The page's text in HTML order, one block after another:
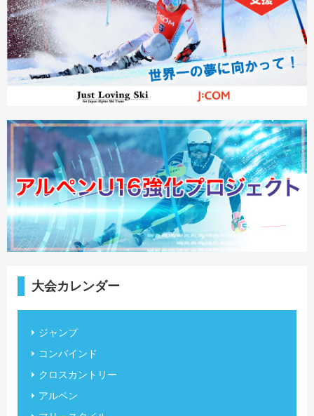
大会カレンダー
ジャンプ
コンバインド
クロスカントリー
アルペン